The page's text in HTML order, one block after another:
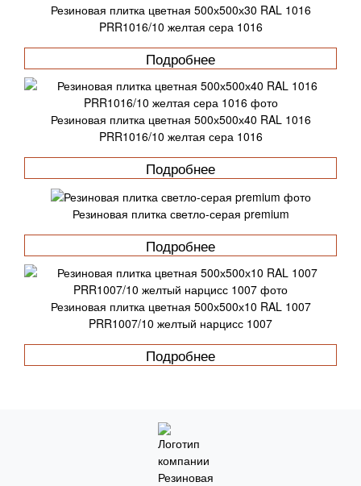
Резиновая плитка цветная 500х500х30 RAL 1016
PRR1016/10 желтая сера 1016
Подробнее
Резиновая плитка цветная 500х500х40 RAL 1016
PRR1016/10 желтая сера 1016
Подробнее
Резиновая плитка светло-серая premium
Подробнее
Резиновая плитка цветная 500х500х10 RAL 1007
PRR1007/10 желтый нарцисс 1007
Подробнее